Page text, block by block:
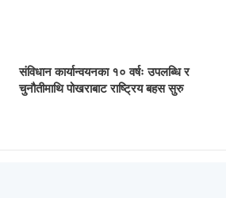
संविधान कार्यान्वयनका १० वर्षः उपलब्धि र
चुनौतीमाथि पोखराबाट राष्ट्रिय बहस सुरु